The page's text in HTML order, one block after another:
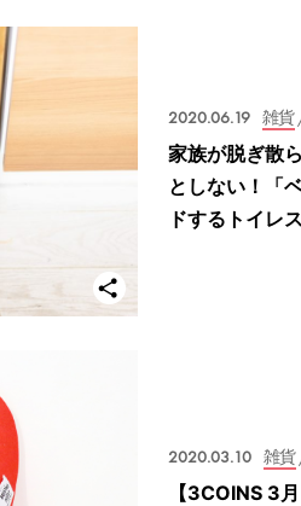
2020.06.19 雑貨
家族が脱ぎ散
としない！「
ドするトイレ
2020.03.10 雑貨
【3COINS 3